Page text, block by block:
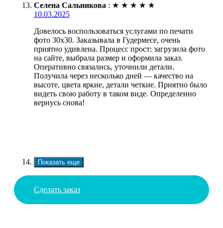
Селена Сальникова : ★ ★ ★ ★ ★
10.03.2025
Довелось воспользоваться услугами по печати
фото 30х30. Заказывала в Гудермесе, очень
приятно удивлена. Процесс прост: загрузила фото
на сайте, выбрала размер и оформила заказ.
Оперативно связались, уточнили детали.
Получила через несколько дней — качество на
высоте, цвета яркие, детали четкие. Приятно было
видеть свою работу в таком виде. Определенно
вернусь снова!
Показать еще
Сделать заказ